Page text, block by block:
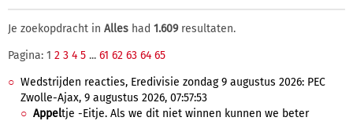
Je zoekopdracht in Alles had 1.609resultaten.
Pagina: 1 2 3 4 5 ... 61 62 63 64 65
Wedstrijden reacties, Eredivisie zondag 9 augustus 2026: PEC
Zwolle-Ajax, 9 augustus 2026, 07:57:53
Appeltje -Eitje. Als we dit niet winnen kunnen we beter